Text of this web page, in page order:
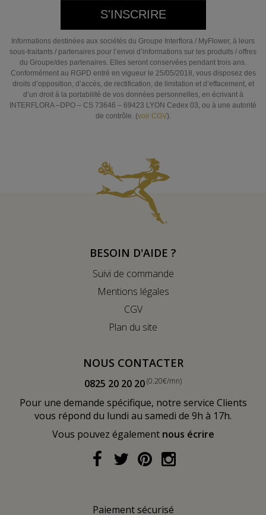
S'INSCRIRE
Informations destinées aux sociétés du Groupe Interflora / MyFlower, à leurs
sous-traitants / partenaires pour l’envoi d’informations sur les produits / offres
du Groupe/des partenaires. Elles seront conservées pendant trois ans.
Conformément au RGPD entré en vigueur le 25/05/2018, vous disposez des
droits d’opposition, d’accès, de rectification, de limitation et d’effacement, et
d’un droit à la portabilité de vos données personnelles, en écrivant à
INTERFLORA –DPO – CS 73646 – 69423 LYON Cedex 03, ou à une autorité
de contrôle. (voir CGV).
BESOIN D'AIDE ?
Suivi de commande
Mentions légales
CGV
Plan du site
NOUS CONTACTER
0825 20 20 20(0.20€/mn)
Pour une demande spécifique, notre service Clients
vous répond du lundi au samedi de 9h à 17h.
Vous pouvez également nous écrire
Paiement sécurisé